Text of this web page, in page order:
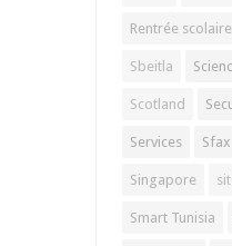
Rentrée scolaire
Sbeitla
Scotland
Services Sfax
Singapore
Smart Tunisia